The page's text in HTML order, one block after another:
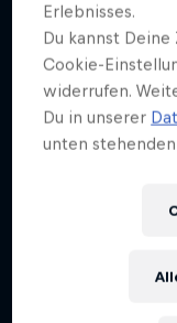
Erlebnisses.
Du kannst
Cookie-
widerrufen.
Du in unserer
unten